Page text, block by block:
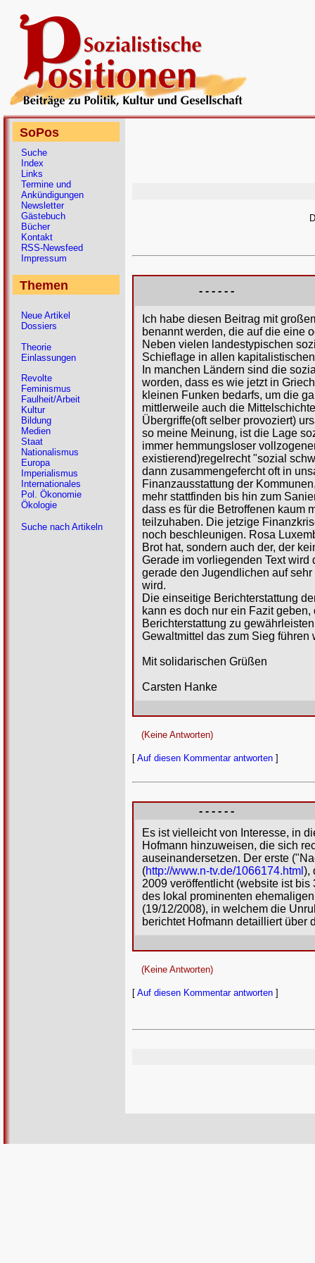
- - - - - -
Ich habe diesen Beitrag mit
benannt werden, die auf die eine
Neben vielen landestypischen
Schieflage in allen
In manchen Ländern sind die
worden, dass es wie jetzt in
kleinen Funken bedarfs, um die
mittlerweile auch die
Übergriffe(oft selber provoziert)
so meine Meinung, ist die Lage
immer hemmungsloser
existierend)regelrecht "sozial
dann zusammengefercht oft in
Finanzausstattung der
mehr stattfinden bis hin zum
dass es für die Betroffenen kaum
teilzuhaben. Die jetzige
noch beschleunigen. Rosa
Brot hat, sondern auch der, der
Gerade im vorliegenden Text
gerade den Jugendlichen auf
wird.
Die einseitige Berichterstattung
kann es doch nur ein Fazit
Berichterstattung zu
Gewaltmittel das zum Sieg
Mit solidarischen Grüßen
Carsten Hanke
(Keine Antworten)
[ Auf diesen Kommentar antworten ]
- - - - - -
Es ist vielleicht von Interesse, in
Hofmann hinzuweisen, die sich
auseinandersetzen. Der erste
(http://www.n-tv.de/1066174.html ),
2009 veröffentlicht (website ist
des lokal prominenten
(19/12/2008), in welchem die
berichtet Hofmann detailliert über
(Keine Antworten)
[ Auf diesen Kommentar antworten ]
SoPos
Suche
Index
Links
Termine und
Ankündigungen
Newsletter
Gästebuch
Bücher
Kontakt
RSS-Newsfeed
Impressum
Themen
Neue Artikel
Dossiers
Theorie
Einlassungen
Revolte
Feminismus
Faulheit/Arbeit
Kultur
Bildung
Medien
Staat
Nationalismus
Europa
Imperialismus
Internationales
Pol. Ökonomie
Ökologie
Suche nach Artikeln